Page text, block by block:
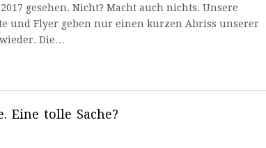
gesehen. Nicht? Macht auch nichts. Unsere
und Flyer geben nur einen kurzen Abriss unserer
Die…
Eine tolle Sache?